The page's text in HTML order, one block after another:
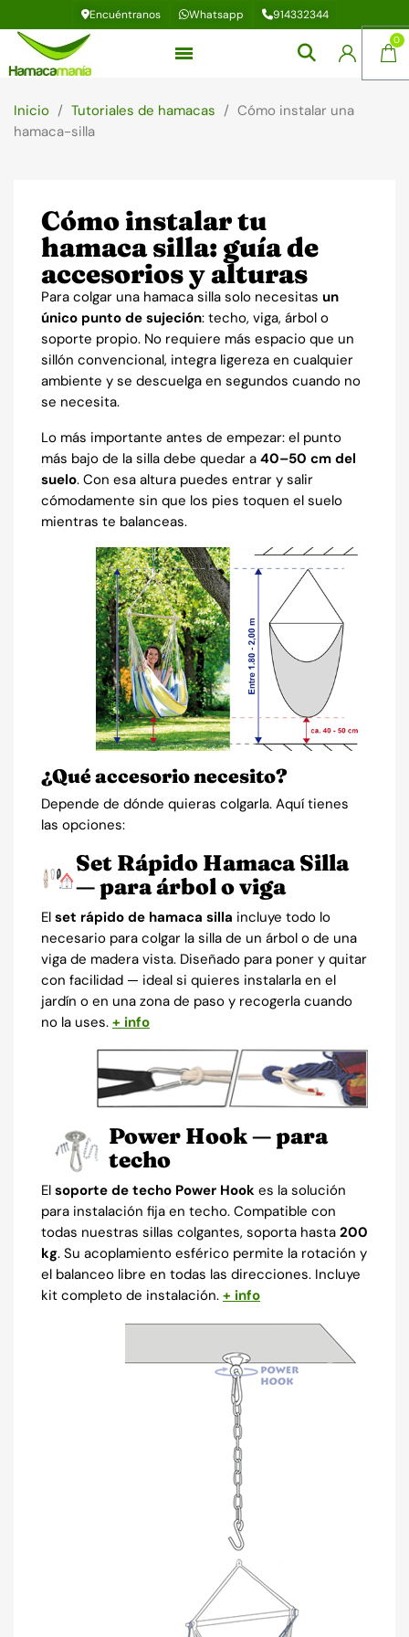
Encuéntranos Whatsapp 914332344
Inicio Tutoriales de hamacas
Cómo instalar una
hamaca-silla
Cómo instalar tu
hamaca silla: guía de
accesorios y alturas
Para colgar una hamaca silla solo necesitas un
único punto de sujeción: techo, viga, árbol o
soporte propio. No requiere más espacio que un
sillón convencional, integra ligereza en cualquier
ambiente y se descuelga en segundos cuando no
se necesita.
Lo más importante antes de empezar: el punto
más bajo de la silla debe quedar a 40–50 cm del
suelo. Con esa altura puedes entrar y salir
cómodamente sin que los pies toquen el suelo
mientras te balanceas.
¿Qué accesorio necesito?
Depende de dónde quieras colgarla. Aquí tienes
las opciones:
Set Rápido Hamaca Silla
— para árbol o viga
El set rápido de hamaca silla incluye todo lo
necesario para colgar la silla de un árbol o de una
viga de madera vista. Diseñado para poner y quitar
con facilidad — ideal si quieres instalarla en el
jardín o en una zona de paso y recogerla cuando
no la uses. + info
Power Hook — para
techo
El soporte de techo Power Hook es la solución
para instalación fija en techo. Compatible con
todas nuestras sillas colgantes, soporta hasta 200
kg. Su acoplamiento esférico permite la rotación y
el balanceo libre en todas las direcciones. Incluye
kit completo de instalación. + info